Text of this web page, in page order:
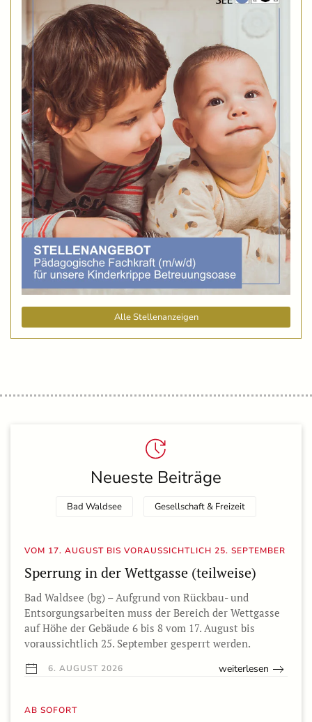
Alle Stellenanzeigen
Neueste Beiträge
Bad Waldsee Gesellschaft & Freizeit
VOM 17. AUGUST BIS VORAUSSICHTLICH 25. SEPTEMBER
Sperrung in der Wettgasse (teilweise)
Bad Waldsee (bg) – Aufgrund von Rückbau- und
Entsorgungsarbeiten muss der Bereich der Wettgasse
auf Höhe der Gebäude 6 bis 8 vom 17. August bis
voraussichtlich 25. September gesperrt werden.
6. AUGUST 2026 weiterlesen
AB SOFORT